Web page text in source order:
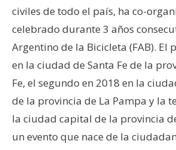
civiles de todo el país, ha co-
celebrado durante 3 años
Argentino de la Bicicleta (FAB). El
en la ciudad de Santa Fe de la
Fe, el segundo en 2018 en la
de la provincia de La Pampa y la
la ciudad capital de la provincia
un evento que nace de la